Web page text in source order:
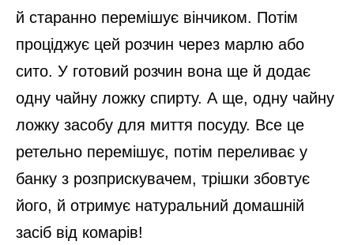
й старанно перемішує вінчиком. Потім
проціджує цей розчин через марлю або
сито. У готовий розчин вона ще й додає
одну чайну ложку спирту. А ще, одну чайну
ложку засобу для миття посуду. Все це
ретельно перемішує, потім переливає у
банку з розприскувачем, трішки збовтує
його, й отримує натуральний домашній
засіб від комарів!